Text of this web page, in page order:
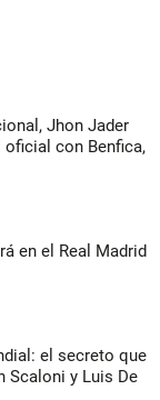
Jhon Jader
oficial con Benfica,
en el Real Madrid
el secreto que
Scaloni y Luis De